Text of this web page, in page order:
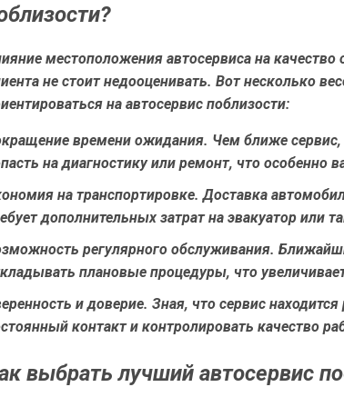
местоположения автосервиса на
не стоит недооценивать. Вот несколько
на автосервис поблизости:
времени ожидания. Чем ближе
на диагностику или ремонт, что особенно
на транспортировке. Доставка
дополнительных затрат на эвакуатор или
регулярного обслуживания.
плановые процедуры, что
и доверие. Зная, что сервис
контакт и контролировать качество
выбрать лучший автосервис